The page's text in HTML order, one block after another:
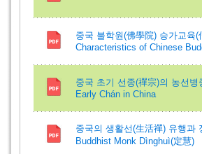
중국 불학원(佛學院) 승가교육
Characteristics of Chinese
중국 초기 선종(禪宗)의 농선
Early Chán in China
중국의 생활선(生活禪) 유행과
Buddhist Monk Dìnghuì(定慧)